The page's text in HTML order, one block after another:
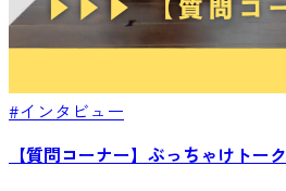
#インタビュー
【質問コーナー】ぶっちゃけトーク